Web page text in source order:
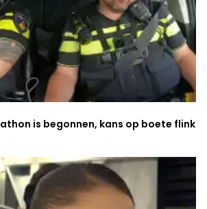
is begonnen, kans op boete flink